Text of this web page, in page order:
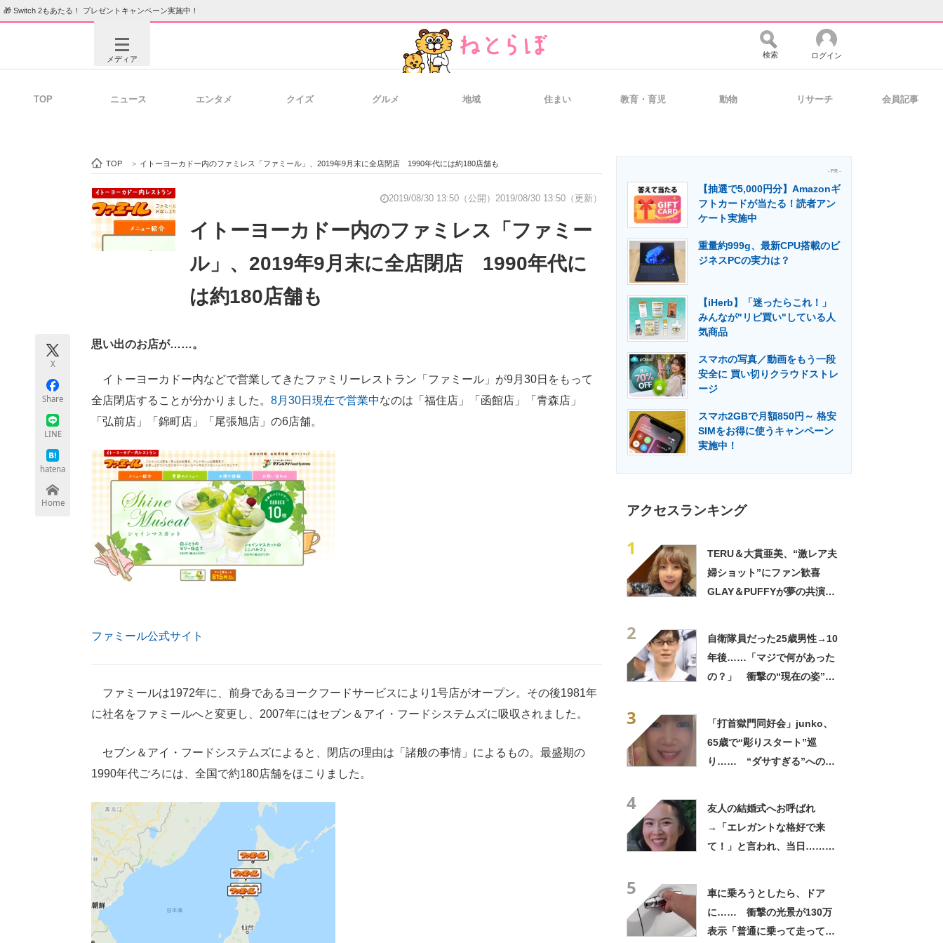
🎁 Switch 2もあたる！ プレゼントキャンペーン実施中！
メディア
ビジネスと働き方のヒント 経営リーダーのコミュニティ マーケ×ITの今がよく分かる
ITエンジニア向け専門サイト 企業向けIT製品の総合サイト IT製品の技術・比較・事例 製造業のIT導入・活用を支援
エネルギーの専門メディア 建設×テクノロジーの最前線
検索 ログイン
TOP ニュース エンタメ クイズ グルメ 地域 住まい 教育・育児 動物 リサーチ 会員記事
TOP > イトーヨーカドー内のファミレス「ファミール」、2019年9月末に全店閉店 1990年代には約180店舗も
2019/08/30 13:50（公開） 2019/08/30 13:50（更新）
イトーヨーカドー内のファミレス「ファミー
ル」、2019年9月末に全店閉店 1990年代に
は約180店舗も
X
Share
LINE
hatena
Home
思い出のお店が……。
イトーヨーカドー内などで営業してきたファミリーレストラン「ファミール」が9月30日をもって
全店閉店することが分かりました。 8月30日現在で営業中なのは「福住店」「函館店」「青森店」
「弘前店」「錦町店」「尾張旭店」の6店舗。
ファミール公式サイト
ファミールは1972年に、前身であるヨークフードサービスにより1号店がオープン。その後1981年
に社名をファミールへと変更し、2007年にはセブン＆アイ・フードシステムズに吸収されました。
セブン＆アイ・フードシステムズによると、閉店の理由は「諸般の事情」によるもの。最盛期の
1990年代ごろには、全国で約180店舗をほこりました。
- PR -
【抽選で5,000円分】Amazonギ
フトカードが当たる！読者アン
ケート実施中
重量約999g、最新CPU搭載のビ
ジネスPCの実力は？
【iHerb】「迷ったらこれ！」
みんなが"リピ買い"している人
気商品
スマホの写真／動画をもう一段
安全に 買い切りクラウドストレ
ージ
スマホ2GBで月額850円～ 格安
SIMをお得に使うキャンペーン
実施中！
アクセスランキング
1
TERU＆大貫亜美、“激レア夫
婦ショット”にファン歓喜
GLAY＆PUFFYが夢の共演
2
自衛隊員だった25歳男性→10
年後……「マジで何があった
の？」 衝撃の“現在の姿”が
3
「打首獄門同好会」junko、
65歳で“彫りスタート”巡
り…… “ダサすぎる”への持
4
友人の結婚式へお呼ばれ
→「エレガントな格好で来
て！」と言われ、当日……ま
5
車に乗ろうとしたら、ドア
に…… 衝撃の光景が130万
表示「普通に乗って走ってた